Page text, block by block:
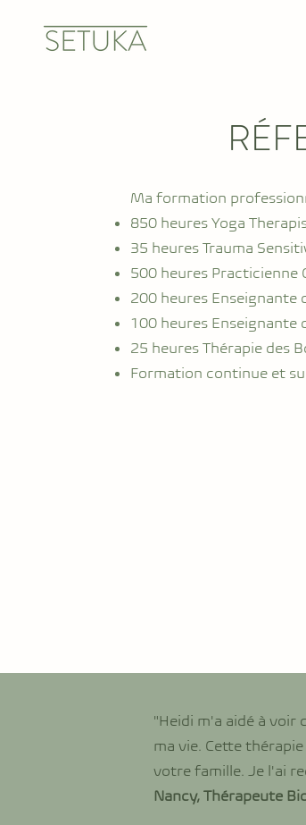
Ma formation
850 heures Yoga
35 heures Trauma
500 heures Practicienne
200 heures Enseignante
100 heures Enseignante
25 heures Thérapie des
Formation continue et
"Heidi m'a aidé à
ma vie. Cette
votre famille. Je l'ai
Nancy, Thérapeute